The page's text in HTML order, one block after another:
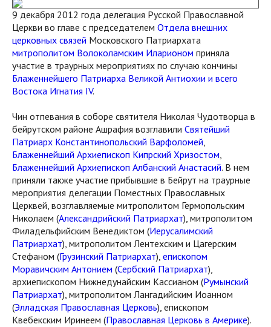
9 декабря 2012 года делегация Русской Православной
Церкви во главе с председателем Отдела внешних
церковных связей Московского Патриархата
митрополитом Волоколамским Иларионом приняла
участие в траурных мероприятиях по случаю кончины
Блаженнейшего Патриарха Великой Антиохии и всего
Востока Игнатия IV.
Чин отпевания в соборе святителя Николая Чудотворца в
бейрутском районе Ашрафия возглавили Святейший
Патриарх Константинопольский Варфоломей,
Блаженнейший Архиепископ Кипрский Хризостом,
Блаженнейший Архиепископ Албанский Анастасий. В нем
приняли также участие прибывшие в Бейрут на траурные
мероприятия делегации Поместных Православных
Церквей, возглавляемые митрополитом Гермопольским
Николаем (Александрийский Патриархат), митрополитом
Филадельфийским Венедиктом (Иерусалимский
Патриархат), митрополитом Лентехским и Цагерским
Стефаном (Грузинский Патриархат), епископом
Моравичским Антонием (Сербский Патриархат),
архиепископом Нижнедунайским Кассианом (Румынский
Патриархат), митрополитом Лангадийским Иоанном
(Элладская Православная Церковь), епископом
Квебекским Иринеем (Православная Церковь в Америке).